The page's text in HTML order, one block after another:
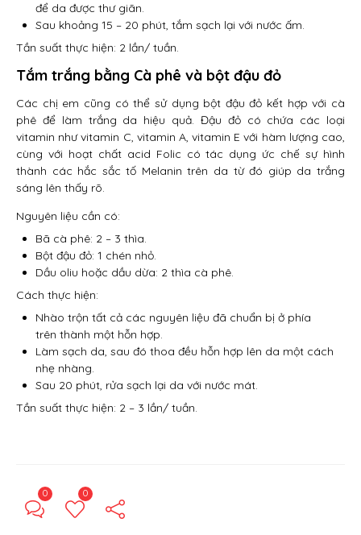
để da được thư giãn.
Sau khoảng 15 – 20 phút, tắm sạch lại với nước ấm.
Tần suất thực hiện: 2 lần/ tuần.
Tắm trắng bằng Cà phê và bột đậu đỏ
Các chị em cũng có thể sử dụng bột đậu đỏ kết hợp với cà
phê để làm trắng da hiệu quả. Đậu đỏ có chứa các loại
vitamin như vitamin C, vitamin A, vitamin E với hàm lượng cao,
cùng với hoạt chất acid Folic có tác dụng ức chế sự hình
thành các hắc sắc tố Melanin trên da từ đó giúp da trắng
sáng lên thấy rõ.
Nguyên liệu cần có:
Bã cà phê: 2 – 3 thìa.
Bột đậu đỏ: 1 chén nhỏ.
Dầu oliu hoặc dầu dừa: 2 thìa cà phê.
Cách thực hiện:
Nhào trộn tất cả các nguyên liệu đã chuẩn bị ở phía
trên thành một hỗn hợp.
Làm sạch da, sau đó thoa đều hỗn hợp lên da một cách
nhẹ nhàng.
Sau 20 phút, rửa sạch lại da với nước mát.
Tần suất thực hiện: 2 – 3 lần/ tuần.
0 0